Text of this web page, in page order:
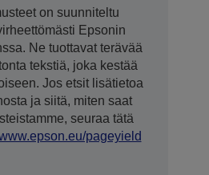
on suunniteltu
Epsonin
Ne tuottavat terävää
tekstiä, joka kestää
Jos etsit lisätietoa
ja siitä, miten saat
seuraa tätä
pageyield